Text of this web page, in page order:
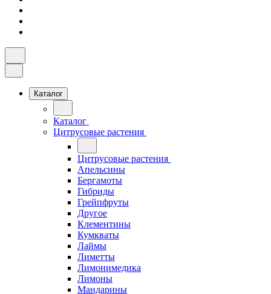
Каталог
Каталог
Цитрусовые растения
Цитрусовые растения
Апельсины
Бергамоты
Гибриды
Грейпфруты
Другое
Клементины
Кумкваты
Лаймы
Лиметты
Лимонимедика
Лимоны
Мандарины